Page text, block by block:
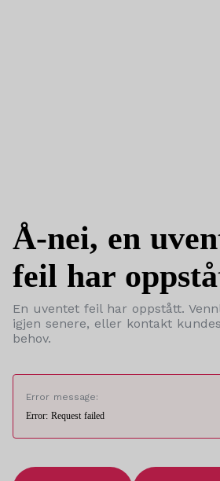
Å-nei, en
feil har
En uventet feil har oppstått.
igjen senere, eller kontakt
behov.
Error message:
Error: Request failed